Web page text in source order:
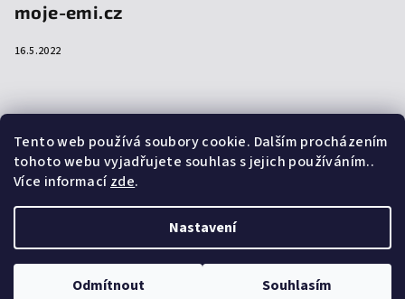
Tento web používá soubory cookie. Dalším procházením
tohoto webu vyjadřujete souhlas s jejich používáním..
Více informacízde.
Nastavení
Odmítnout Souhlasím
moje-emi.cz
16.5.2022
Přijímáme online platby
Upravit nastavení cookies